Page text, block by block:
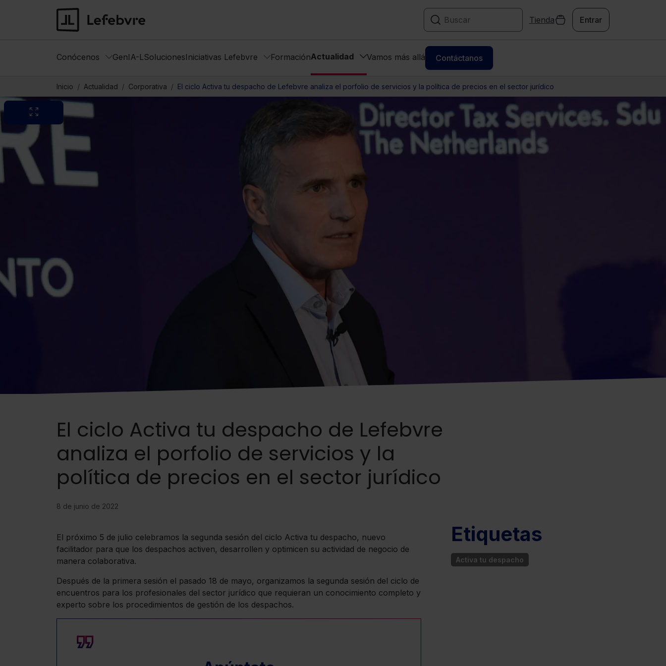
Tienda Entrar
Conócenos GenIA-LSolucionesIniciativas Lefebvre FormaciónActualidad Vamos más allá Contáctanos
Inicio Actualidad Corporativa El ciclo Activa tu despacho de Lefebvre analiza el porfolio de servicios y la política de precios en el sector jurídico
El ciclo Activa tu despacho de Lefebvre
analiza el porfolio de servicios y la
política de precios en el sector jurídico
8 de junio de 2022
El próximo 5 de julio celebramos la segunda sesión del ciclo Activa tu despacho, nuevo
facilitador para que los despachos activen, desarrollen y optimicen su actividad de negocio de
manera colaborativa.
Después de la primera sesión el pasado 18 de mayo, organizamos la segunda sesión del ciclo de
encuentros para los profesionales del sector jurídico que requieran un conocimiento completo y
experto sobre los procedimientos de gestión de los despachos.
Etiquetas
Activa tu despacho